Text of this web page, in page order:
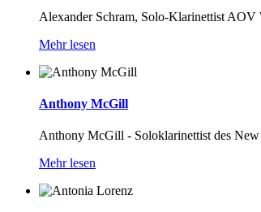
Alexander Schram, Solo-Klarinettist
Mehr lesen
Anthony McGill
Anthony McGill - Soloklarinettist des New
Mehr lesen